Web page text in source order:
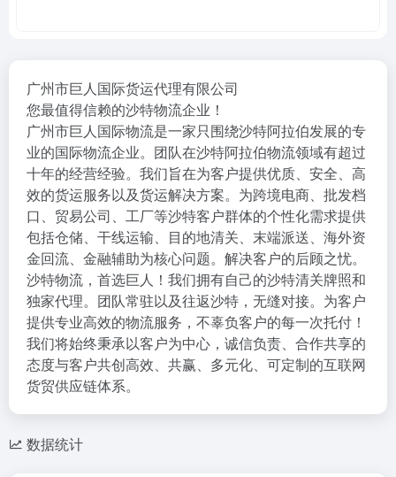
广州市巨人国际货运代理有限公司
您最值得信赖的沙特物流企业！
广州市巨人国际物流是一家只围绕沙特阿拉伯发展的专
业的国际物流企业。团队在沙特阿拉伯物流领域有超过
十年的经营经验。我们旨在为客户提供优质、安全、高
效的货运服务以及货运解决方案。为跨境电商、批发档
口、贸易公司、工厂等沙特客户群体的个性化需求提供
包括仓储、干线运输、目的地清关、末端派送、海外资
金回流、金融辅助为核心问题。解决客户的后顾之忧。
沙特物流，首选巨人！我们拥有自己的沙特清关牌照和
独家代理。团队常驻以及往返沙特，无缝对接。为客户
提供专业高效的物流服务，不辜负客户的每一次托付！
我们将始终秉承以客户为中心，诚信负责、合作共享的
态度与客户共创高效、共赢、多元化、可定制的互联网
货贸供应链体系。
数据统计